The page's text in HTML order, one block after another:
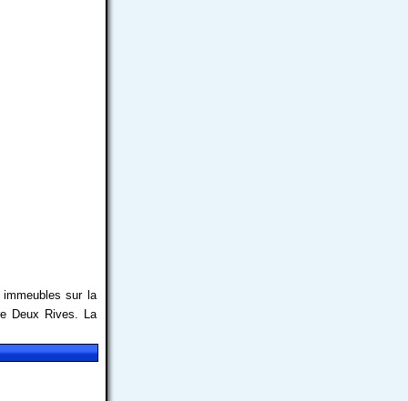
sur la
Deux Rives. La